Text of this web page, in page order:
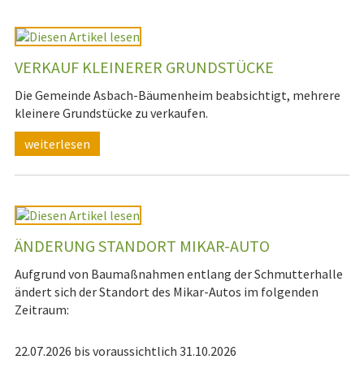
VERKAUF KLEINERER GRUNDSTÜCKE
Die Gemeinde Asbach-Bäumenheim beabsichtigt, mehrere
kleinere Grundstücke zu verkaufen.
weiterlesen
ÄNDERUNG STANDORT MIKAR-AUTO
Aufgrund von Baumaßnahmen entlang der Schmutterhalle
ändert sich der Standort des Mikar-Autos im folgenden
Zeitraum:
22.07.2026 bis voraussichtlich 31.10.2026